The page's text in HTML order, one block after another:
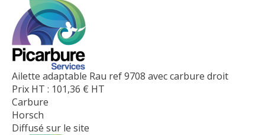
Ailette adaptable Rau ref 9708 avec carbure droit
Prix HT : 101,36 € HT
Carbure
Horsch
Diffusé sur le site